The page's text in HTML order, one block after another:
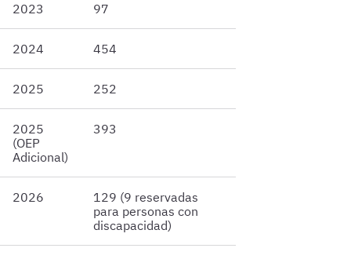
2023 97
2024 454
2025 252
2025
(OEP
Adicional)
393
2026
129 (9 reservadas
para personas con
discapacidad)